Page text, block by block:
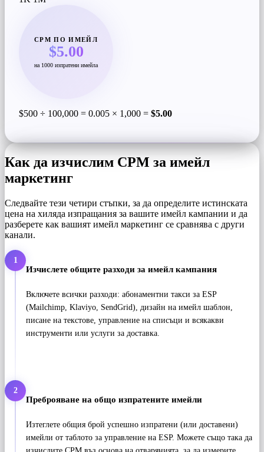
CPM ПО ИМЕЙЛ
$5.00
на 1000 изпратени имейла
$500 ÷ 100,000 = 0.005 × 1,000 = $5.00
Как да изчислим CPM за имейл
маркетинг
Следвайте тези четири стъпки, за да определите истинската
цена на хиляда изпращания за вашите имейл кампании и да
разберете как вашият имейл маркетинг се сравнява с други
канали.
1
Изчислете общите разходи за имейл кампания
Включете всички разходи: абонаментни такси за ESP
(Mailchimp, Klaviyo, SendGrid), дизайн на имейл шаблон,
писане на текстове, управление на списъци и всякакви
инструменти или услуги за доставка.
2
Преброяване на общо изпратените имейли
Изтеглете общия брой успешно изпратени (или доставени)
имейли от таблото за управление на ESP. Можете също така да